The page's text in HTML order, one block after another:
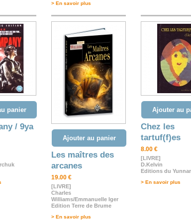
> En savoir plus
panier
/ 9ya
Ajouter au panier
Les maîtres des
arcanes
19.00 €
[LIVRE]
Charles
Williams/Emmanuelle Iger
Edition Terre de Brume
> En savoir plus
Ajouter au
Chez les
tartuf(f)es
8.00 €
[LIVRE]
D.Kelvin
Editions du
> En savoir plus